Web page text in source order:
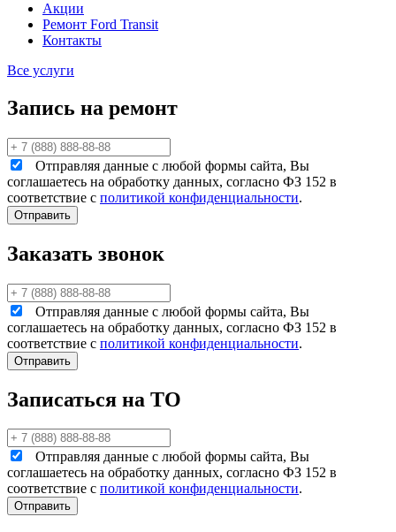
Акции
Ремонт Ford Transit
Контакты
Все услуги
Запись на ремонт
Отправляя данные с любой формы сайта, Вы
соглашаетесь на обработку данных, согласно ФЗ 152 в
соответствие с политикой конфиденциальности.
Заказать звонок
Отправляя данные с любой формы сайта, Вы
соглашаетесь на обработку данных, согласно ФЗ 152 в
соответствие с политикой конфиденциальности.
Записаться на ТО
Отправляя данные с любой формы сайта, Вы
соглашаетесь на обработку данных, согласно ФЗ 152 в
соответствие с политикой конфиденциальности.